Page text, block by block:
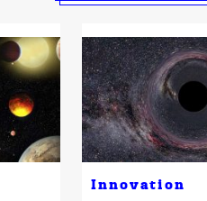
Innovation